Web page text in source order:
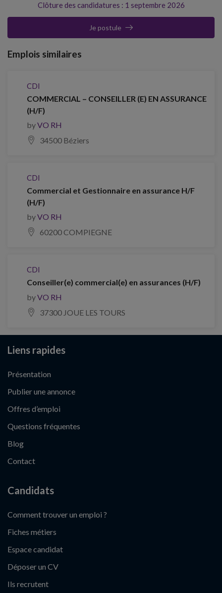
Clôture des candidatures : 1 septembre 2026
Je postule
Emplois similaires
CDI
COMMERCIAL – CONSEILLER (E) EN ASSURANCE
(H/F)
byVO RH
34500 Béziers
CDI
Commercial et Gestionnaire en assurance H/F
(H/F)
byVO RH
60200 COMPIEGNE
CDI
Conseiller(e) commercial(e) en assurances (H/F)
byVO RH
37300 JOUE LES TOURS
Liens rapides
Présentation
Publier une annonce
Offres d’emploi
Questions fréquentes
Blog
Contact
Candidats
Comment trouver un emploi ?
Fiches métiers
Espace candidat
Déposer un CV
Ils recrutent